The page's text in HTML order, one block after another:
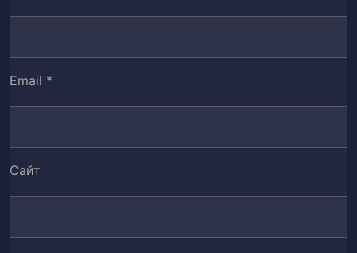
Глава 55. Телосложение Небесных
Глава 57. Кто их убил?
59 Глава 58. Студент класса для Гениев?
Email *
Сайт